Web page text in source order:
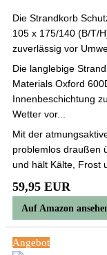
Die Strandkorb
105 x 175/140 (B/T/
zuverlässig vor
Die langlebige
Materials Oxford
Innenbeschichtung
Wetter vor...
Mit der
problemlos draußen
und hält Kälte, Frost
59,95 EUR
Auf Amazon
Angebot